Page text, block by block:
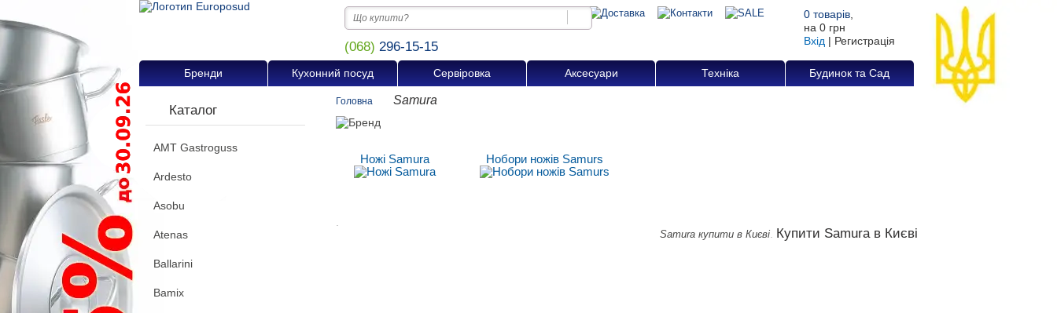
(068) 296-15-15
0 товарів
на 0 грн
Вхід | Регистрація
Бренди Кухонний посуд Сервіровка Аксесуари Техніка Будинок та Сад
Каталог
AMT Gastroguss
Ardesto
Asobu
Atenas
Ballarini
Bamix
Головна Samura
Ножі Samura Нобори ножів Samurs
Samura купити в Києві Купити Samura в Києві